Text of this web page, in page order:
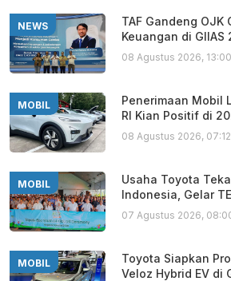
NEWS
TAF Gandeng OJK
Keuangan di GIIAS
08 Agustus 2026,
MOBIL
Penerimaan Mobil
RI Kian Positif di
08 Agustus 2026,
MOBIL
Usaha Toyota
Indonesia, Gelar
07 Agustus 2026,
MOBIL
Toyota Siapkan
Veloz Hybrid EV di